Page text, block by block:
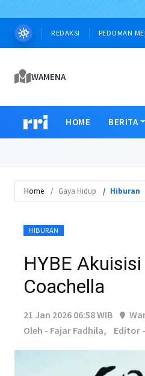
REDAKSI PEDOMAN
WAMENA
HOME BERITA
Home Gaya Hidup Hiburan
HIBURAN
HYBE
Coachella
21 Jan 2026 06:58 WIB
Oleh - Fajar Fadhila,
Editor